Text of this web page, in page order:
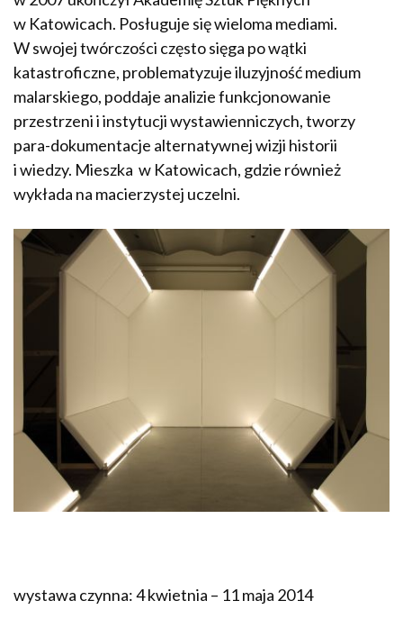
w Katowicach. Posługuje się wieloma mediami.
W swojej twórczości często sięga po wątki
katastroficzne, problematyzuje iluzyjność medium
malarskiego, poddaje analizie funkcjonowanie
przestrzeni i instytucji wystawienniczych, tworzy
para-dokumentacje alternatywnej wizji historii
i wiedzy. Mieszka w Katowicach, gdzie również
wykłada na macierzystej uczelni.
wystawa czynna: 4 kwietnia – 11 maja 2014